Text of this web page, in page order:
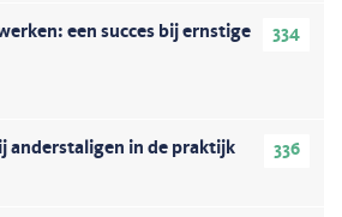
334
een succes bij ernstige
336
anderstaligen in de praktijk